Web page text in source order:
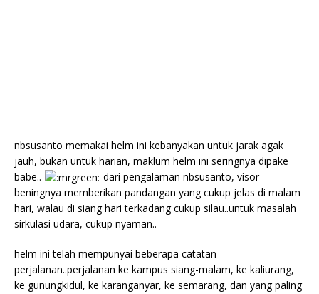
nbsusanto memakai helm ini kebanyakan untuk jarak agak
jauh, bukan untuk harian, maklum helm ini seringnya dipake
babe..
dari pengalaman nbsusanto, visor
beningnya memberikan pandangan yang cukup jelas di malam
hari, walau di siang hari terkadang cukup silau..untuk masalah
sirkulasi udara, cukup nyaman..
helm ini telah mempunyai beberapa catatan
perjalanan..perjalanan ke kampus siang-malam, ke kaliurang,
ke gunungkidul, ke karanganyar, ke semarang, dan yang paling